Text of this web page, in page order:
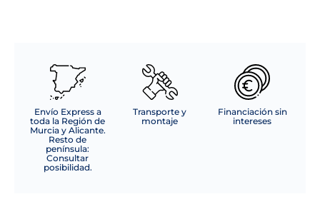
BALANCIN
cantidad
Envío Express a
toda la Región de
Murcia y Alicante.
Resto de
península:
Consultar
posibilidad.
Transporte y
montaje
Financiación sin
intereses